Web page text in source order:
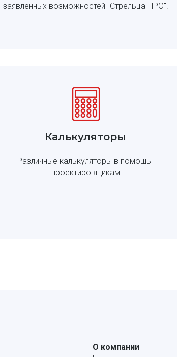
заявленных возможностей "Стрельца-ПРО".
Калькуляторы
Различные калькуляторы в помощь
проектировщикам
О компании